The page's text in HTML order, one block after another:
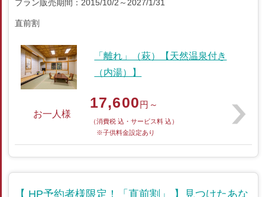
プラン販売期間：2015/10/2～2027/1/31
直前割
「離れ」（萩）【天然温泉付き
（内湯）】
お一人様
17,600円～
（消費税 込・サービス料 込）
※子供料金設定あり
【 HP予約者様限定！「直前割」 】見つけたあな